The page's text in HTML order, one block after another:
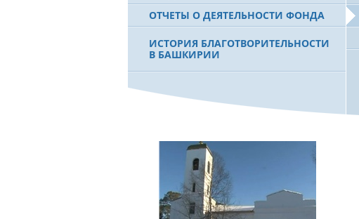
ОТЧЕТЫ О ДЕЯТЕЛЬНОСТИ ФОНДА
ИСТОРИЯ БЛАГОТВОРИТЕЛЬНОСТИ
В БАШКИРИИ
МУРТАЗЕ РАХИМОВЕ